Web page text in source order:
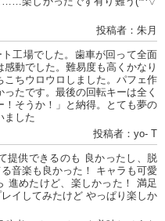
投稿者：朱月
工場でした。歯車が回って全面
動でした。難易度も高くかなり
ちウロウロしました。パフェ作
たです。最後の回転キーは全く
そうか！」と納得。とても夢の
ました
投稿者：yo- T
提供できるのも 良かったし、脱
音楽も良かった！ キャラも可愛
進めたけど、楽しかった！ 満足
イしてみたけど やっぱり楽しか